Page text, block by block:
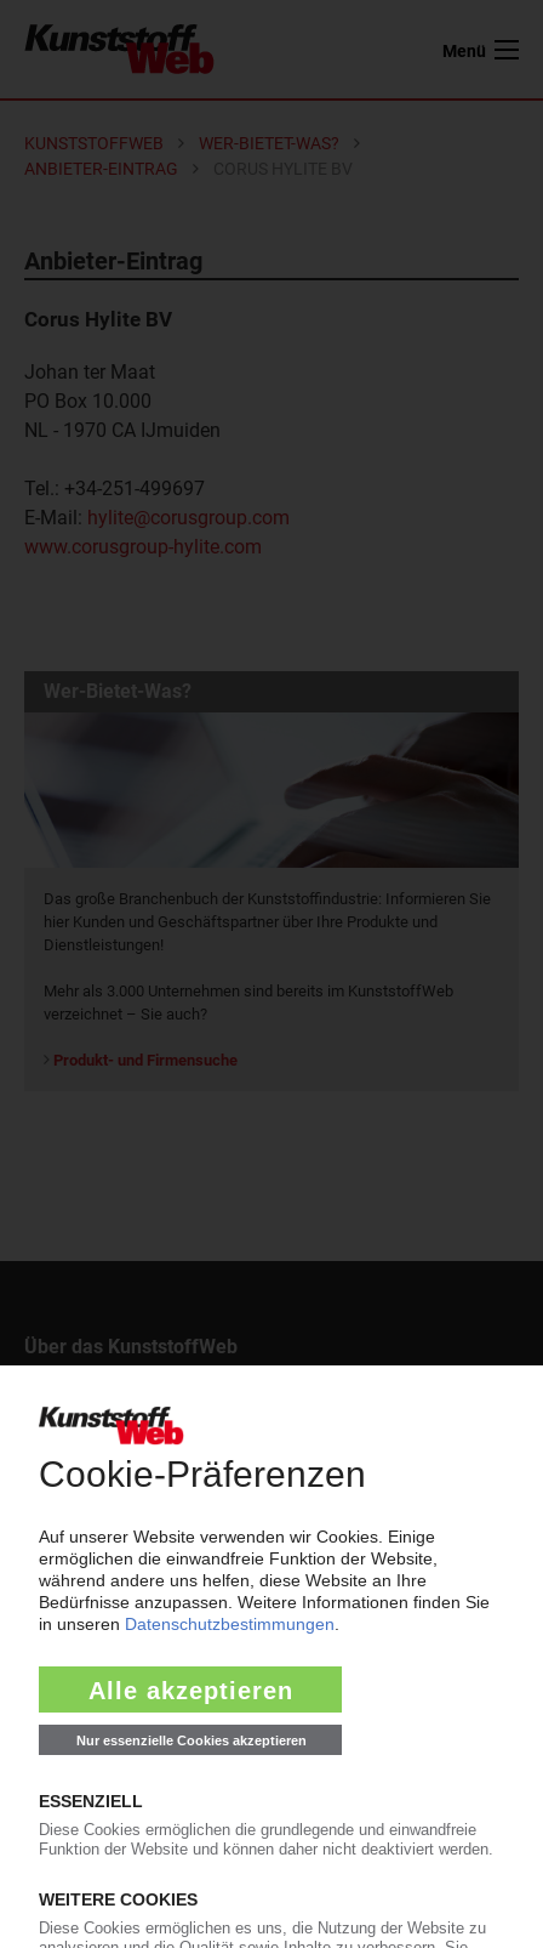
Menü
KUNSTSTOFFWEB
WER-BIETET-WAS?
ANBIETER-EINTRAG
Anbieter-Eintrag
Corus Hylite BV
Johan ter Maat
PO Box 10.000
NL - 1970 CA IJmuiden
Tel.: +34-251-499697
E-Mail: hylite@corusgroup.com
www.corusgroup-hylite.com
Wer-Bietet-Was?
Das große Branchenbuch der Kunststoffindustrie: Informieren Sie
hier Kunden und Geschäftspartner über Ihre Produkte und
Dienstleistungen!
Mehr als 3.000 Unternehmen sind bereits im KunststoffWeb
verzeichnet – Sie auch?
Produkt- und Firmensuche
Über das KunststoffWeb
versorgt das KunststoffWeb bereits seit 1996 die Fach-
und Führungskräfte der Branche mit täglichen
Nachrichten rund um das Thema "Kunststoffe". Im Fokus
Kunststoffe sowie Märkte, Unternehmen, Produkte,
Material, Anwendungen und Verpackungen.
Weiterhin bietet das KunststoffWeb geeignete
Informationen wie Handelsnamen und Veranstaltungen.
Nachrichten
Alle Nachrichten
Branche
Technologie
Polymerpreise
Archiv